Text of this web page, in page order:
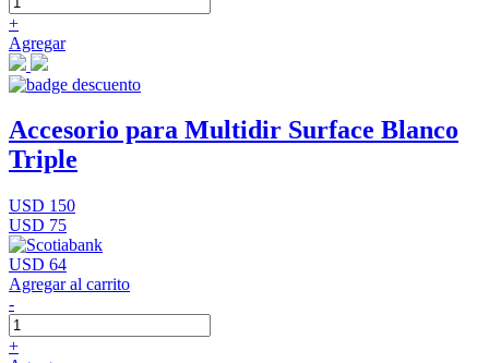
+
Agregar
Accesorio para Multidir Surface Blanco
Triple
USD 150
USD 75
USD 64
Agregar al carrito
-
+